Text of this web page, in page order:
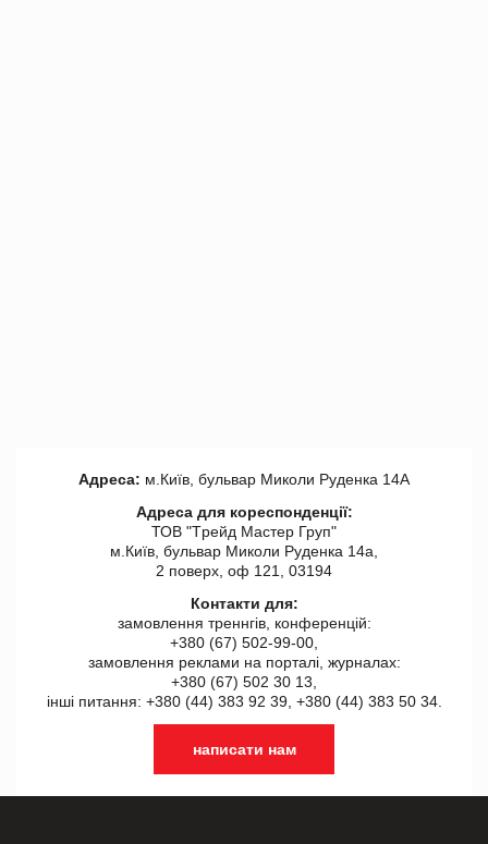
Адреса: м.Київ, бульвар Миколи Руденка 14А
Адреса для кореспонденції:
ТОВ "Tрейд Мастер Груп"
м.Київ, бульвар Миколи Руденка 14а,
2 поверх, оф 121, 03194
Контакти для:
замовлення треннгів, конференцій:
+380 (67) 502-99-00,
замовлення реклами на порталі, журналах:
+380 (67) 502 30 13,
інші питання: +380 (44) 383 92 39, +380 (44) 383 50 34.
написати нам